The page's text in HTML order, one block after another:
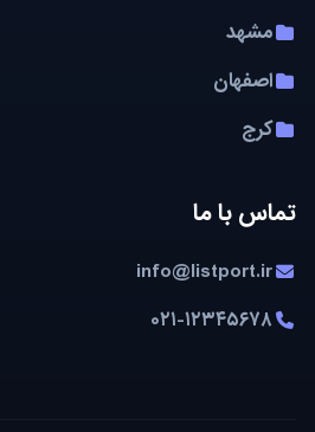
مشهد
اصفهان
کرج
تماس با ما
info@listport.ir
۰۲۱-۱۲۳۴۵۶۷۸